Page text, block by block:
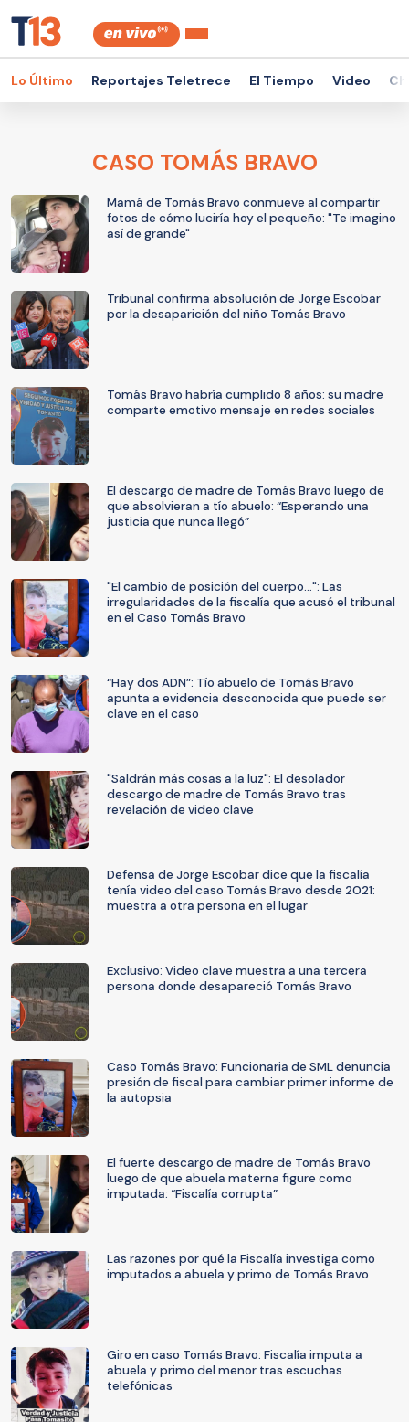
Lo Último Reportajes Teletrece El Tiempo Video
CASO TOMÁS BRAVO
Mamá de Tomás Bravo conmueve al compartir
fotos de cómo luciría hoy el pequeño: "Te imagino
así de grande"
Tribunal confirma absolución de Jorge Escobar
por la desaparición del niño Tomás Bravo
Tomás Bravo habría cumplido 8 años: su madre
comparte emotivo mensaje en redes sociales
El descargo de madre de Tomás Bravo luego de
que absolvieran a tío abuelo: “Esperando una
justicia que nunca llegó”
"El cambio de posición del cuerpo...": Las
irregularidades de la fiscalía que acusó el tribunal
en el Caso Tomás Bravo
“Hay dos ADN”: Tío abuelo de Tomás Bravo
apunta a evidencia desconocida que puede ser
clave en el caso
"Saldrán más cosas a la luz": El desolador
descargo de madre de Tomás Bravo tras
revelación de video clave
Defensa de Jorge Escobar dice que la fiscalía
tenía video del caso Tomás Bravo desde 2021:
muestra a otra persona en el lugar
Exclusivo: Video clave muestra a una tercera
persona donde desapareció Tomás Bravo
Caso Tomás Bravo: Funcionaria de SML denuncia
presión de fiscal para cambiar primer informe de
la autopsia
El fuerte descargo de madre de Tomás Bravo
luego de que abuela materna figure como
imputada: “Fiscalía corrupta”
Las razones por qué la Fiscalía investiga como
imputados a abuela y primo de Tomás Bravo
Giro en caso Tomás Bravo: Fiscalía imputa a
abuela y primo del menor tras escuchas
telefónicas